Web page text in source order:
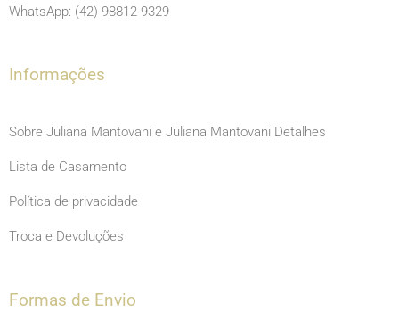
o
r
m
e
WhatsApp: (42) 98812-9329
Informações
Sobre Juliana Mantovani e Juliana Mantovani Detalhes
Lista de Casamento
Política de privacidade
Troca e Devoluções
Formas de Envio